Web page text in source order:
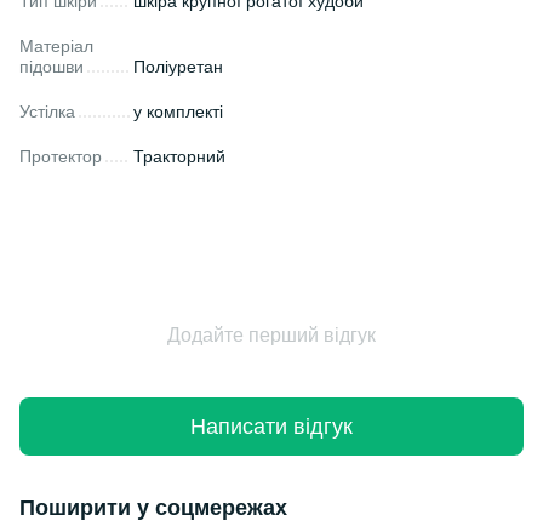
Матеріал
підошви
Поліуретан
Устілка у комплекті
Протектор Тракторний
Додайте перший відгук
Написати відгук
Поширити у соцмережах